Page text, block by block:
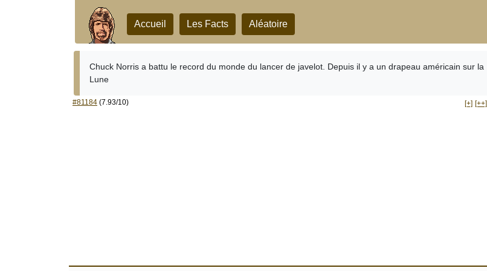
Accueil Les Facts Aléatoire
Chuck Norris a battu le record du monde du lancer de javelot. Depuis il y a un drapeau américain sur la
Lune
#81184 (7.93/10) [+] [++]